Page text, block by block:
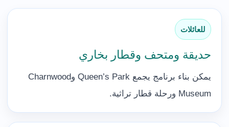
للعائلات
حديقة ومتحف وقطار بخاري
يمكن بناء برنامج يجمع Queen’s Park وCharnwood
Museum ورحلة قطار تراثية.